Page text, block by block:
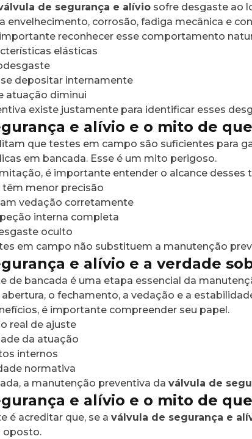
de segurança e alívio sofre desgaste ao
envelhecimento, corrosão, fadiga mecânica e
reconhecer esse comportamento
elásticas
depositar internamente
atuação diminui
existe justamente para identificar esses
e alívio e o mito de
que testes em campo são suficientes para
em bancada. Esse é um mito perigoso.
é importante entender o alcance desses
menor precisão
vedação corretamente
interna completa
oculto
em campo não substituem a manutenção
e alívio e a verdade
de bancada é uma etapa essencial da
o fechamento, a vedação e a
é importante compreender seu papel.
real de ajuste
da atuação
internos
normativa
a manutenção preventiva daválvula de
e alívio e o mito de
é acreditar que, se aválvula de segurança e
oposto.